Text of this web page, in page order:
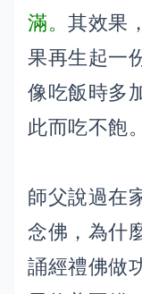
滿。 其效果
果再生起一
像吃飯時多
此而吃不飽。
師父說過在
念佛，為什
誦經禮佛做